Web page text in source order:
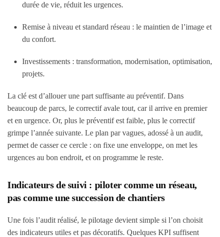
durée de vie, réduit les urgences.
Remise à niveau et standard réseau : le maintien de l’image et
du confort.
Investissements : transformation, modernisation, optimisation,
projets.
La clé est d’allouer une part suffisante au préventif. Dans
beaucoup de parcs, le correctif avale tout, car il arrive en premier
et en urgence. Or, plus le préventif est faible, plus le correctif
grimpe l’année suivante. Le plan par vagues, adossé à un audit,
permet de casser ce cercle : on fixe une enveloppe, on met les
urgences au bon endroit, et on programme le reste.
Indicateurs de suivi : piloter comme un réseau,
pas comme une succession de chantiers
Une fois l’audit réalisé, le pilotage devient simple si l’on choisit
des indicateurs utiles et pas décoratifs. Quelques KPI suffisent